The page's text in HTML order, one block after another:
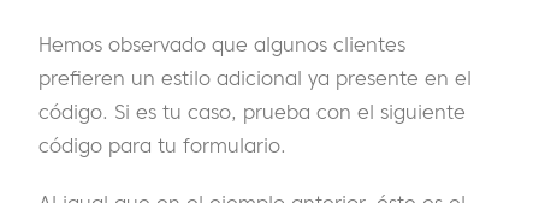
Hemos observado que algunos clientes
prefieren un estilo adicional ya presente en el
código. Si es tu caso, prueba con el siguiente
código para tu formulario.